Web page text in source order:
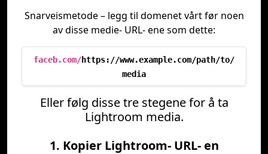
Snarveismetode – legg til domenet vårt før noen
av disse medie- URL- ene som dette:
faceb.com/https://www.example.com/path/to/
media
Eller følg disse tre stegene for å ta
Lightroom media.
1. Kopier Lightroom- URL- en